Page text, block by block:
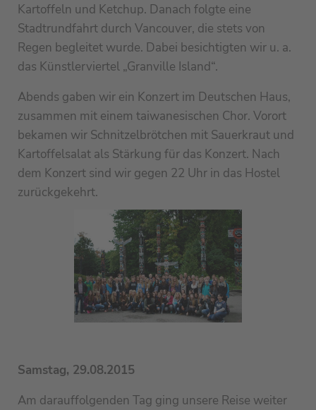
Kartoffeln und Ketchup. Danach folgte eine
Stadtrundfahrt durch Vancouver, die stets von
Regen begleitet wurde. Dabei besichtigten wir u. a.
das Künstlerviertel „Granville Island“.
Abends gaben wir ein Konzert im Deutschen Haus,
zusammen mit einem taiwanesischen Chor. Vorort
bekamen wir Schnitzelbrötchen mit Sauerkraut und
Kartoffelsalat als Stärkung für das Konzert. Nach
dem Konzert sind wir gegen 22 Uhr in das Hostel
zurückgekehrt.
Samstag, 29.08.2015
Am darauffolgenden Tag ging unsere Reise weiter